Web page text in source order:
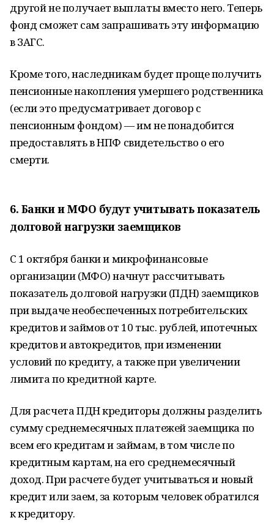
другой не получает выплаты вместо него. Теперь
фонд сможет сам запрашивать эту информацию
в ЗАГС.
Кроме того, наследникам будет проще получить
пенсионные накопления умершего родственника
(если это предусматривает договор с
пенсионным фондом) — им не понадобится
предоставлять в НПФ свидетельство о его
смерти.
6. Банки и МФО будут учитывать показатель
долговой нагрузки заемщиков
С 1 октября банки и микрофинансовые
организации (МФО) начнут рассчитывать
показатель долговой нагрузки (ПДН) заемщиков
при выдаче необеспеченных потребительских
кредитов и займов от 10 тыс. рублей, ипотечных
кредитов и автокредитов, при изменении
условий по кредиту, а также при увеличении
лимита по кредитной карте.
Для расчета ПДН кредиторы должны разделить
сумму среднемесячных платежей заемщика по
всем его кредитам и займам, в том числе по
кредитным картам, на его среднемесячный
доход. При расчете будет учитываться и новый
кредит или заем, за которым человек обратился
к кредитору.